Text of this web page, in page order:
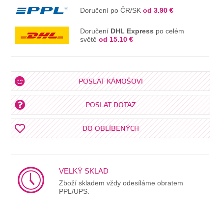
Doručení po ČR/SKod 3.90 €
Doručení DHL Express po celém
světěod 15.10 €
POSLAT KÁMOŠOVI
POSLAT DOTAZ
DO OBLÍBENÝCH
VELKÝ SKLAD
Zboží skladem vždy odesíláme obratem
PPL/UPS.